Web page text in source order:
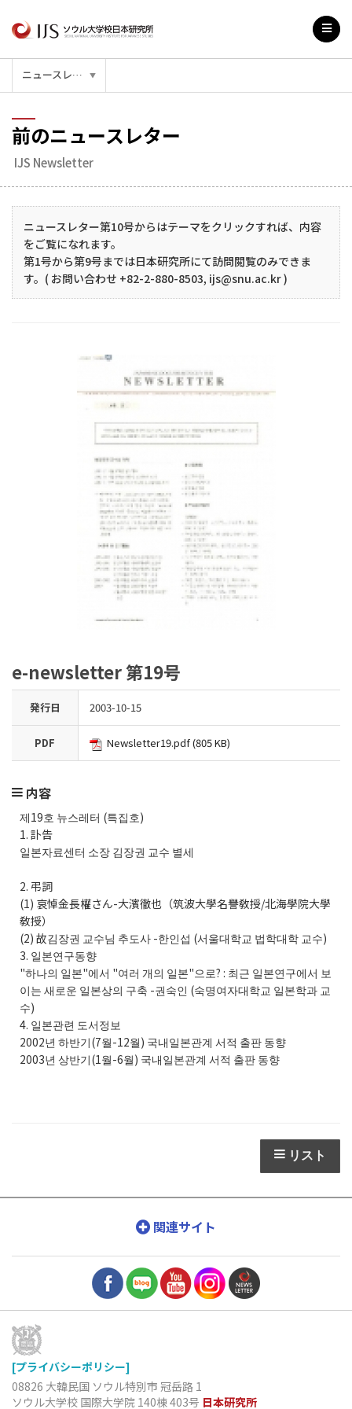
ニュースレター ▼
前のニュースレター
IJS Newsletter
ニュースレター第10号からはテーマをクリックすれば、内容
をご覧になれます。
第1号から第9号までは日本研究所にて訪問閲覧のみできま
す。( お問い合わせ +82-2-880-8503, ijs@snu.ac.kr )
e-newsletter 第19号
発行日 2003-10-15
PDF Newsletter19.pdf (805 KB)
内容
제19호 뉴스레터 (특집호)
1. 訃告
일본자료센터 소장 김장권 교수 별세
2. 弔詞
(1) 哀悼金長權さん-大濱徹也（筑波大學名譽敎授/北海學院大學
敎授）
(2) 故김장권 교수님 추도사 -한인섭 (서울대학교 법학대학 교수)
3. 일본연구동향
"하나의 일본"에서 "여러 개의 일본"으로? : 최근 일본연구에서 보
이는 새로운 일본상의 구축 -권숙인 (숙명여자대학교 일본학과 교
수)
4. 일본관련 도서정보
2002년 하반기(7월-12월) 국내일본관계 서적 출판 동향
2003년 상반기(1월-6월) 국내일본관계 서적 출판 동향
リスト
関連サイト
[プライバシーポリシー]
08826 大韓民国 ソウル特別市 冠岳路 1
ソウル大学校 国際大学院 140棟 403号 日本研究所